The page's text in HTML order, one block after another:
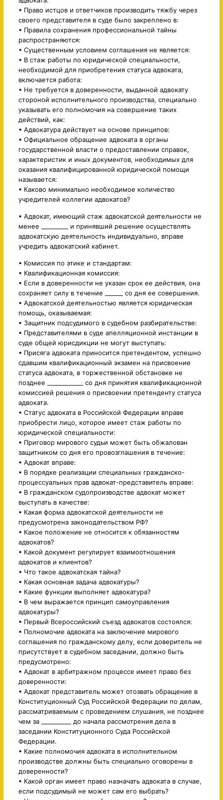
• Право истцов и ответчиков производить тяжбу через
своего представителя в суде было закреплено в:
• Правила сохранения профессиональной тайны
распространяются:
• Существенным условием соглашения не является:
• В стаж работы по юридической специальности,
необходимой для приобретения статуса адвоката,
включается работа:
• Не требуется в доверенности, выданной адвокату
стороной исполнительного производства, специально
указывать его полномочия на совершение таких
действий, как:
• Адвокатура действует на основе принципов:
• Официальное обращение адвоката в органы
государственной власти о предоставлении справок,
характеристик и иных документов, необходимых для
оказания квалифицированной юридической помощи
называется:
• Каково минимально необходимое количество
учредителей коллегии адвокатов?
• Адвокат, имеющий стаж адвокатской деятельности не
менее _________ и принявший решение осуществлять
адвокатскую деятельность индивидуально, вправе
учредить адвокатский кабинет.
• Комиссия по этике и стандартам:
• Квалификационная комиссия:
• Если в доверенности не указан срок ее действия, она
сохраняет силу в течение ______ со дня ее совершения.
• Адвокатской деятельностью является юридическая
помощь, оказываемая:
• Защитник подсудимого в судебном разбирательстве:
• Представителями в суде апелляционной инстанции в
суде общей юрисдикции не могут выступать:
• Присяга адвоката приносится претендентом, успешно
сдавшим квалификационный экзамен на присвоение
статуса адвоката, в торжественной обстановке не
позднее ____________ со дня принятия квалификационной
комиссией решения о присвоении претенденту статуса
адвоката.
• Статус адвоката в Российской Федерации вправе
приобрести лицо, которое имеет стаж работы по
юридической специальности:
• Приговор мирового судьи может быть обжалован
защитником со дня его провозглашения в течение:
• Адвокат вправе:
• В порядке реализации специальных гражданско-
процессуальных прав адвокат-представитель вправе:
• В гражданском судопроизводстве адвокат может
выступать в качестве:
• Какая форма адвокатской деятельности не
предусмотрена законодательством РФ?
• Какое положение не относится к обязанностям
адвокатов?
• Какой документ регулирует взаимоотношения
адвокатов и клиентов?
• Что такое адвокатская тайна?
• Какая основная задача адвокатуры?
• Какие функции выполняет адвокатура?
• В чем выражается принцип самоуправления
адвокатуры?
• Первый Всероссийский съезд адвокатов состоялся:
• Полномочие адвоката на заключение мирового
соглашения по гражданскому делу, если доверитель не
присутствует в судебном заседании, должно быть
предусмотрено:
• Адвокат в арбитражном процессе имеет право без
доверенности:
• Адвокат представитель может отозвать обращение в
Конституционный Суд Российской Федерации по делам,
рассматриваемым с проведением слушания, не позднее
чем за __________ до начала рассмотрения дела в
заседании Конституционного Суда Российской
Федерации.
• Какие полномочия адвоката в исполнительном
производстве должны быть специально оговорены в
доверенности?
• Какой орган имеет право назначать адвоката в случае,
если подсудимый не может сам его выбрать?